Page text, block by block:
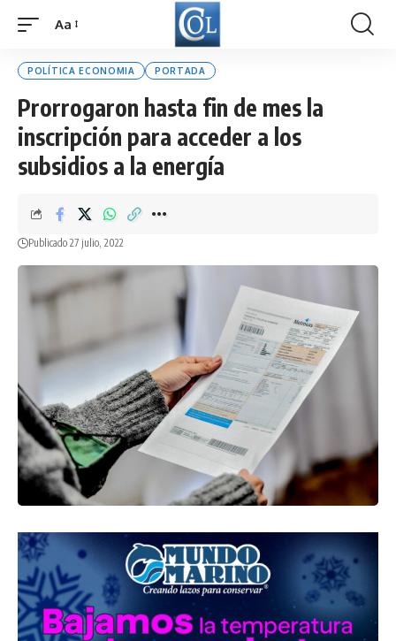
Font
Aa
POLÍTICA ECONOMIA PORTADA
Prorrogaron hasta fin de mes la
inscripción para acceder a los
subsidios a la energía
Publicado 27 julio, 2022